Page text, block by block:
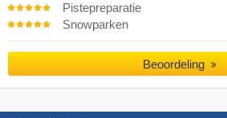
Pistepreparatie
Snowparken
Beoordeling